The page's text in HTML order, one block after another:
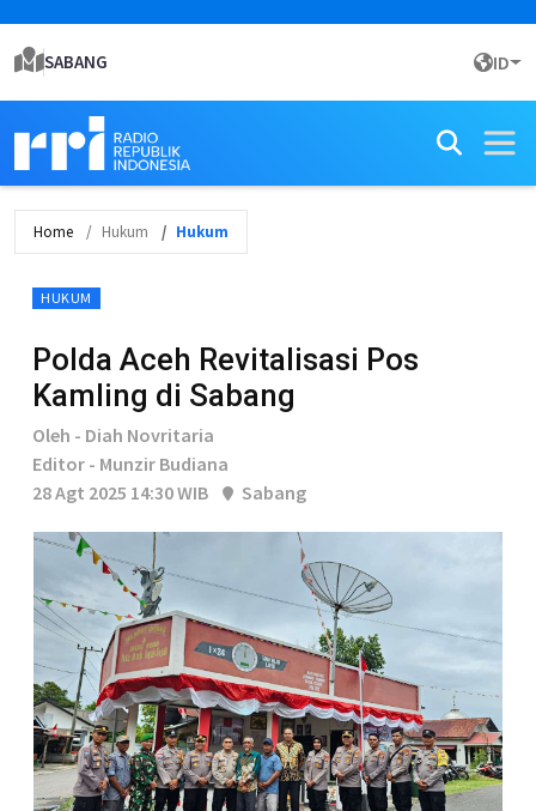
SABANG ID
Home Hukum Hukum
HUKUM
Polda Aceh Revitalisasi Pos
Kamling di Sabang
Oleh - Diah Novritaria
Editor - Munzir Budiana
28 Agt 2025 14:30 WIB
Sabang